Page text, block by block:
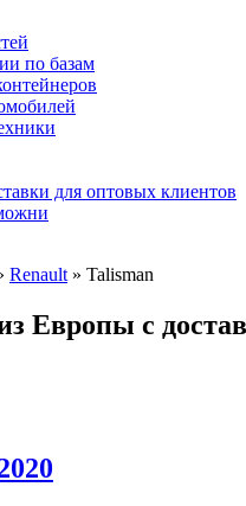
по базам
для оптовых клиентов
Renault » Talisman
Европы с